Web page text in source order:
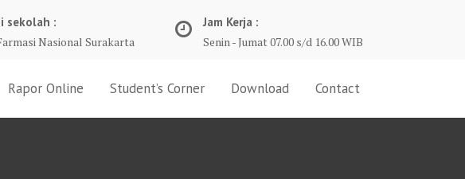
sekolah :
Nasional Surakarta
Jam Kerja :
Senin - Jumat 07.00 s/d 16.00 WIB
Rapor Online Student’s Corner Download Contact